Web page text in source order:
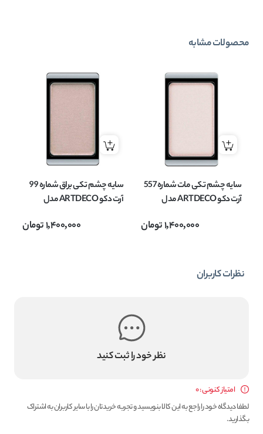
محصولات مشابه
سایه چشم تکی مات شماره 557
آرت دکو ARTDECO مدل
1,400,000تومان
سایه چشم تکی براق شماره 99
آرت دکو ARTDECO مدل
1,400,000تومان
نظرات کاربران
نظر خود را ثبت کنید
امتیاز کنونی : 0
لطفا دیدگاه خود را راجع به این کالا بنویسید و تجربه خریدتان را با سایر کاربران به اشتراک
بگذارید.